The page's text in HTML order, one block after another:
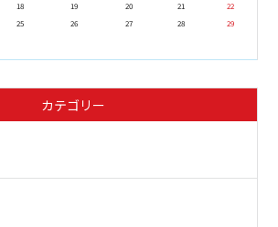
18 19 20 21
22
25 26 27 28
29
カテゴリー